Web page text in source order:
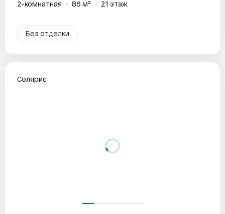
2-комнатная 86 м² 21 этаж
Без отделки
Солярис